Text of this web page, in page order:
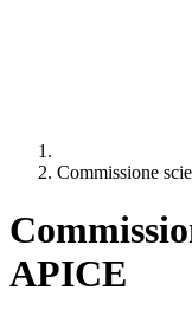
Commissione
APICE